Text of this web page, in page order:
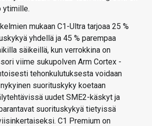
ytimille.
mukaan C1-Ultra tarjoaa 25 %
yhdellä ja 45 % parempaa
säikeillä, kun verrokkina on
viime sukupolven Arm Cortex -
tehonkulutuksesta voidaan
suorituskyky koetaan
uudet SME2-käskyt ja
suorituskykyä tietyissä
C1 Premium on